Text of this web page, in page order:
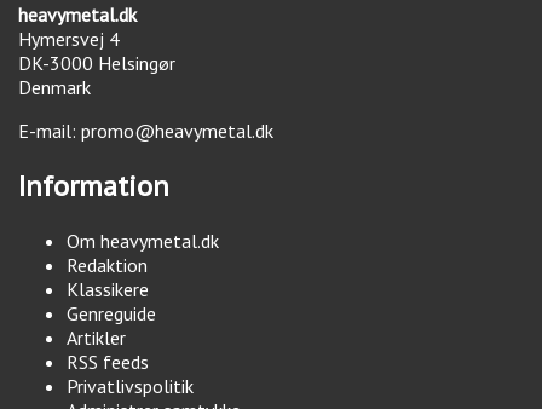
heavymetal.dk
Hymersvej 4
DK-3000 Helsingør
Denmark
E-mail: promo@heavymetal.dk
Information
Om heavymetal.dk
Redaktion
Klassikere
Genreguide
Artikler
RSS feeds
Privatlivspolitik